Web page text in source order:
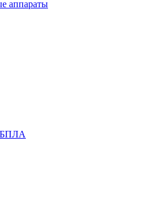
аппараты
БПЛА